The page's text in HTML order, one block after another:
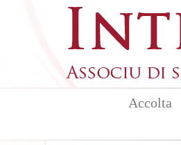
Accolta